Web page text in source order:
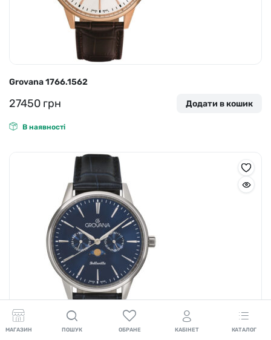
Grovana 1766.1562
27450 грн Додати в кошик
В наявності
МАГАЗИН ПОШУК ОБРАНЕ КАБІНЕТ КАТАЛОГ